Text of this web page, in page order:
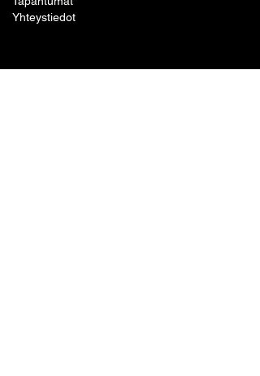
Yhteystiedot